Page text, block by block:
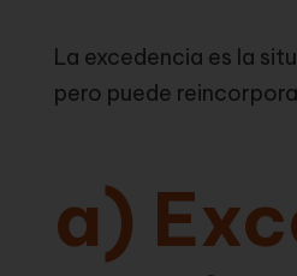
La excedencia es la
pero puede
a)